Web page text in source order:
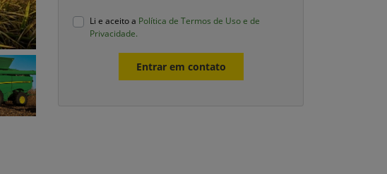
Li e aceito a Política de Termos de Uso e de
Privacidade.
Entrar em contato